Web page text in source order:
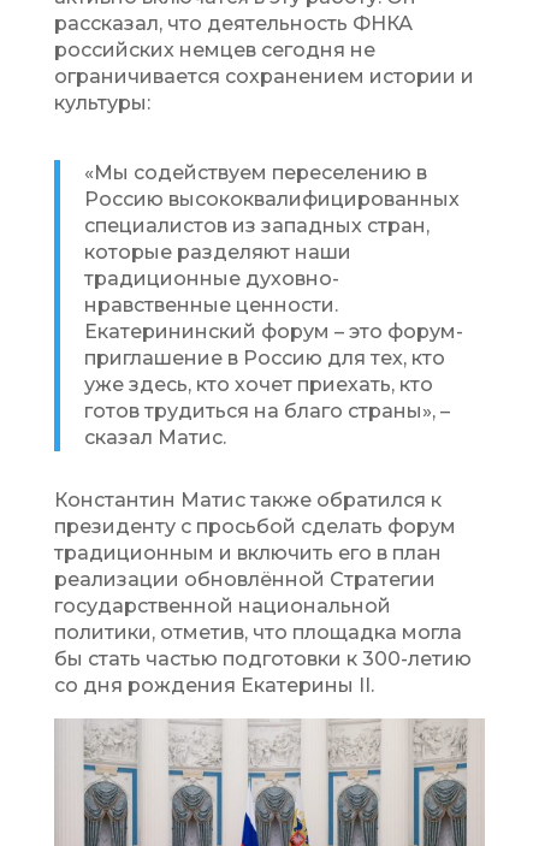
рассказал, что деятельность ФНКА
российских немцев сегодня не
ограничивается сохранением истории и
культуры:
«Мы содействуем переселению в
Россию высококвалифицированных
специалистов из западных стран,
которые разделяют наши
традиционные духовно-
нравственные ценности.
Екатерининский форум – это форум-
приглашение в Россию для тех, кто
уже здесь, кто хочет приехать, кто
готов трудиться на благо страны», –
сказал Матис.
Константин Матис также обратился к
президенту с просьбой сделать форум
традиционным и включить его в план
реализации обновлённой Стратегии
государственной национальной
политики, отметив, что площадка могла
бы стать частью подготовки к 300-летию
со дня рождения Екатерины II.